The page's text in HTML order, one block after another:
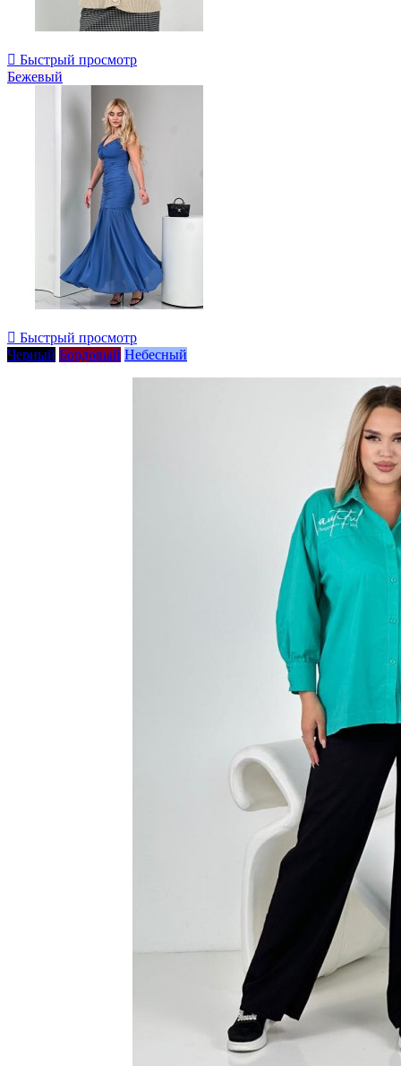
 Быстрый просмотр
Бежевый
 Быстрый просмотр
Черный Бордовый Небесный